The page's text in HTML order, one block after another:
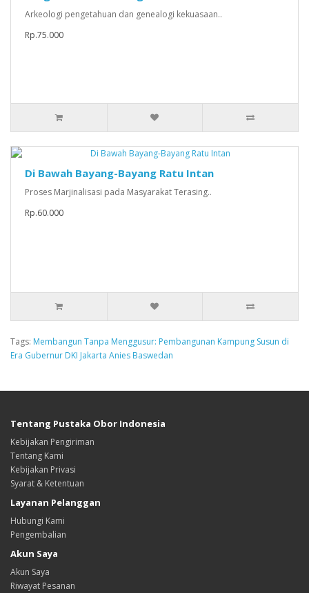
Arkeologi pengetahuan dan genealogi kekuasaan..
Rp.75.000
Di Bawah Bayang-Bayang Ratu Intan
Proses Marjinalisasi pada Masyarakat Terasing..
Rp.60.000
Tags: Membangun Tanpa Menggusur: Pembangunan Kampung Susun di
Era Gubernur DKI Jakarta Anies Baswedan
Tentang Pustaka Obor Indonesia
Kebijakan Pengiriman
Tentang Kami
Kebijakan Privasi
Syarat & Ketentuan
Layanan Pelanggan
Hubungi Kami
Pengembalian
Akun Saya
Akun Saya
Riwayat Pesanan